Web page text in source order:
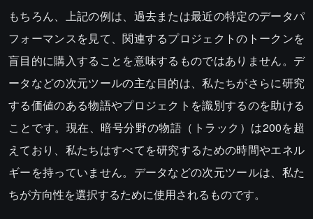
もちろん、上記の例は、過去または最近の特定のデータパ
フォーマンスを見て、関連するプロジェクトのトークンを
盲目的に購入することを意味するものではありません。デ
ータなどの次元ツールの主な目的は、私たちがさらに研究
する価値のある物語やプロジェクトを識別するのを助ける
ことです。現在、暗号分野の物語（トラック）は200を超
えており、私たちはすべてを研究するための時間やエネル
ギーを持っていません。データなどの次元ツールは、私た
ちが方向性を選択するために使用されるものです。